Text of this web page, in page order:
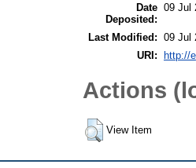
Date
Deposited:
09 Jul
Last Modified: 09 Jul
URI:
http://
Actions
View Item